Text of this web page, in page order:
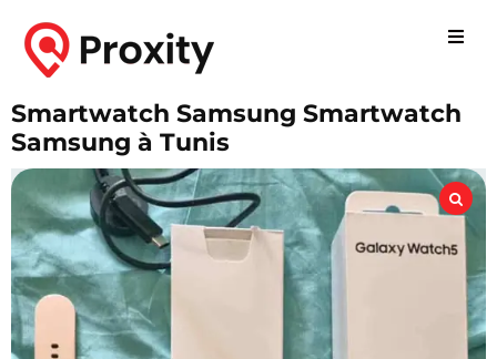
Smartwatch Samsung Smartwatch
Samsung à Tunis